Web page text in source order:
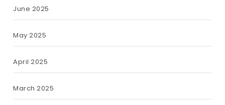
June 2025
May 2025
April 2025
March 2025